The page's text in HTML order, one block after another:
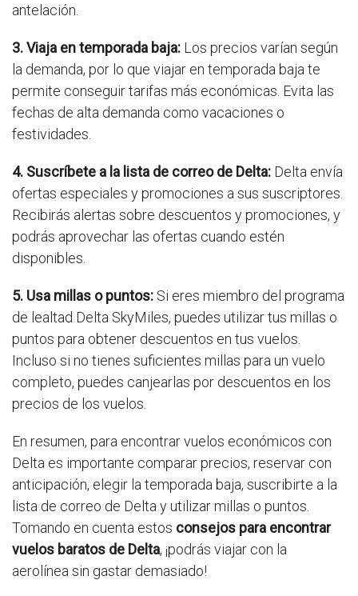
antelación.
3. Viaja en temporada baja: Los precios varían según
la demanda, por lo que viajar en temporada baja te
permite conseguir tarifas más económicas. Evita las
fechas de alta demanda como vacaciones o
festividades.
4. Suscríbete a la lista de correo de Delta: Delta envía
ofertas especiales y promociones a sus suscriptores.
Recibirás alertas sobre descuentos y promociones, y
podrás aprovechar las ofertas cuando estén
disponibles.
5. Usa millas o puntos: Si eres miembro del programa
de lealtad Delta SkyMiles, puedes utilizar tus millas o
puntos para obtener descuentos en tus vuelos.
Incluso si no tienes suficientes millas para un vuelo
completo, puedes canjearlas por descuentos en los
precios de los vuelos.
En resumen, para encontrar vuelos económicos con
Delta es importante comparar precios, reservar con
anticipación, elegir la temporada baja, suscribirte a la
lista de correo de Delta y utilizar millas o puntos.
Tomando en cuenta estos consejos para encontrar
vuelos baratos de Delta, ¡podrás viajar con la
aerolínea sin gastar demasiado!